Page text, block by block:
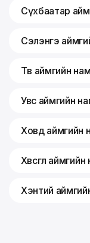
Сүхбаатар
Сэлэнгэ
Төв аймгийн
Увс аймгийн
Ховд аймгийн
Хөвсгөл
Хэнтий